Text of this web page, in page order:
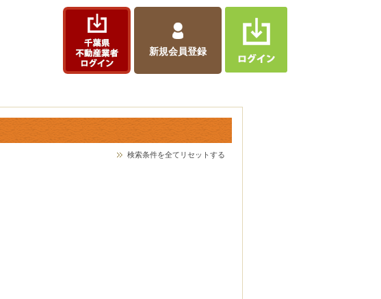
新規会員登録
検索条件を全てリセットする